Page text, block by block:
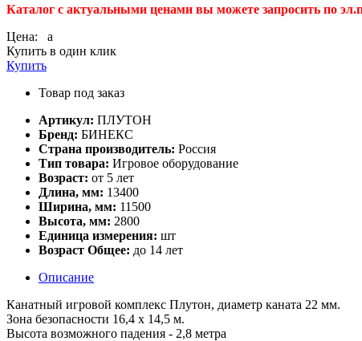
Каталог с актуальными ценами вы можете запросить по
Цена:
a
Купить в один клик
Купить
Товар под заказ
Артикул: ПЛУТОН
Бренд: БИНЕКС
Страна производитель: Россия
Тип товара: Игровое оборудование
Возраст: от 5 лет
Длина, мм: 13400
Ширина, мм: 11500
Высота, мм: 2800
Единица измерения: шт
Возраст Общее: до 14 лет
Описание
Канатный игровой комплекс Плутон, диаметр каната 22 мм.
Зона безопасности 16,4 х 14,5 м.
Высота возможного падения - 2,8 метра